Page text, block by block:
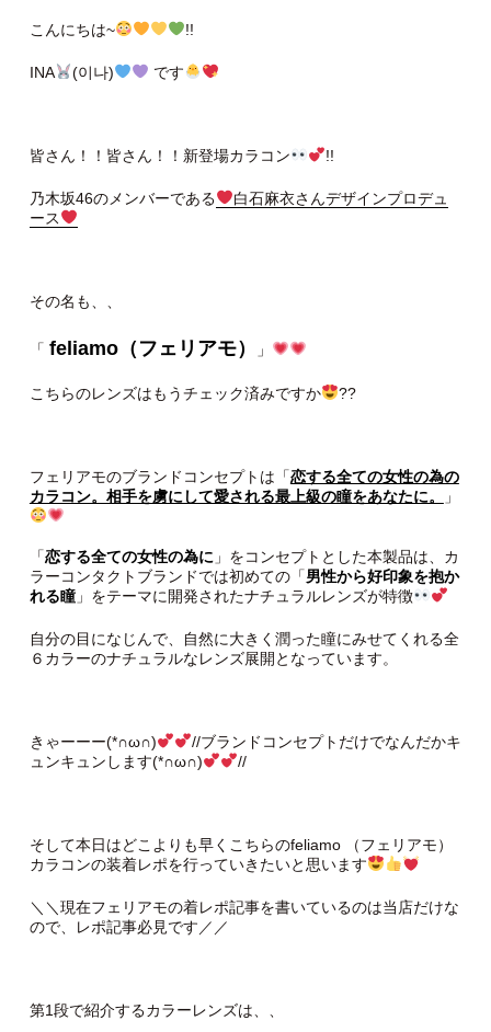
こんにちは~ !!
INA (이나) です
皆さん！！皆さん！！新登場カラコン !!
乃木坂46のメンバーである
白石麻衣さんデザインプロデュ
ース
その名も、、
「 feliamo（フェリアモ） 」
こちらのレンズはもうチェック済みですか ??
フェリアモのブランドコンセプトは「恋する全ての女性の為の
カラコン。相手を虜にして愛される最上級の瞳をあなたに。
」
「恋する全ての女性の為に 」をコンセプトとした本製品は、カ
ラーコンタクトブランドでは初めての「男性から好印象を抱か
れる瞳」をテーマに開発されたナチュラルレンズが特徴
自分の目になじんで、自然に大きく潤った瞳にみせてくれる全
６カラーのナチュラルなレンズ展開となっています。
きゃーーー(*∩ω∩)
//ブランドコンセプトだけでなんだかキ
ュンキュンします(*∩ω∩)
//
そして本日はどこよりも早くこちらのfeliamo （フェリアモ）
カラコンの装着レポを行っていきたいと思います
＼＼現在フェリアモの着レポ記事を書いているのは当店だけな
ので、レポ記事必見です／／
第1段で紹介するカラーレンズは、、